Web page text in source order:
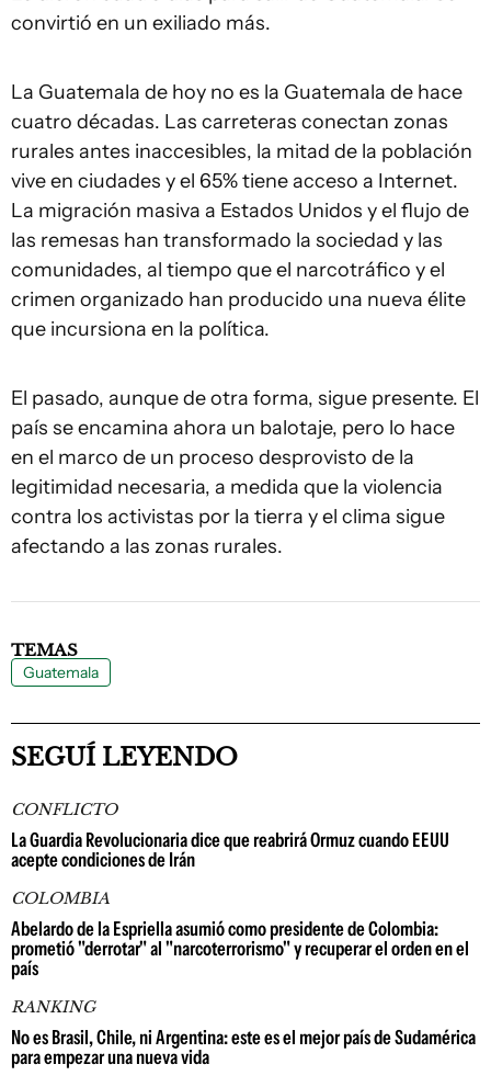
convirtió en un exiliado más.
La Guatemala de hoy no es la Guatemala de hace
cuatro décadas. Las carreteras conectan zonas
rurales antes inaccesibles, la mitad de la población
vive en ciudades y el 65% tiene acceso a Internet.
La migración masiva a Estados Unidos y el flujo de
las remesas han transformado la sociedad y las
comunidades, al tiempo que el narcotráfico y el
crimen organizado han producido una nueva élite
que incursiona en la política.
El pasado, aunque de otra forma, sigue presente. El
país se encamina ahora un balotaje, pero lo hace
en el marco de un proceso desprovisto de la
legitimidad necesaria, a medida que la violencia
contra los activistas por la tierra y el clima sigue
afectando a las zonas rurales.
TEMAS
Guatemala
SEGUÍ LEYENDO
CONFLICTO
La Guardia Revolucionaria dice que reabrirá Ormuz cuando EEUU
acepte condiciones de Irán
COLOMBIA
Abelardo de la Espriella asumió como presidente de Colombia:
prometió "derrotar" al "narcoterrorismo" y recuperar el orden en el
país
RANKING
No es Brasil, Chile, ni Argentina: este es el mejor país de Sudamérica
para empezar una nueva vida